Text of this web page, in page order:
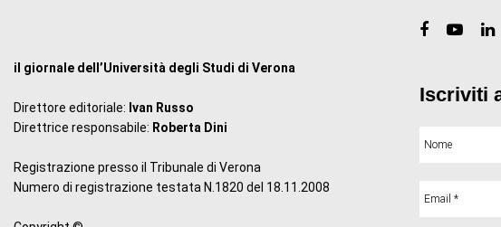
il giornale dell’Università degli Studi di Verona
Direttore editoriale: Ivan Russo
Direttrice responsabile: Roberta Dini
Registrazione presso il Tribunale di Verona
Numero di registrazione testata N.1820 del 18.11.2008
Iscriviti